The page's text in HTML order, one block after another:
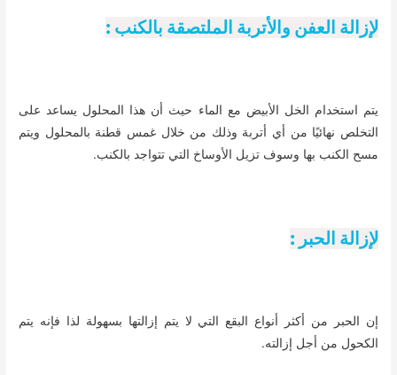
لإزالة العفن والأتربة الملتصقة بالكنب :
يتم استخدام الخل الأبيض مع الماء حيث أن هذا المحلول يساعد على
التخلص نهائيًا من أي أتربة وذلك من خلال غمس قطنة بالمحلول ويتم
مسح الكنب بها وسوف تزيل الأوساخ التي تتواجد بالكنب.
لإزالة الحبر :
إن الحبر من أكثر أنواع البقع التي لا يتم إزالتها بسهولة لذا فإنه يتم
الكحول من أجل إزالته.